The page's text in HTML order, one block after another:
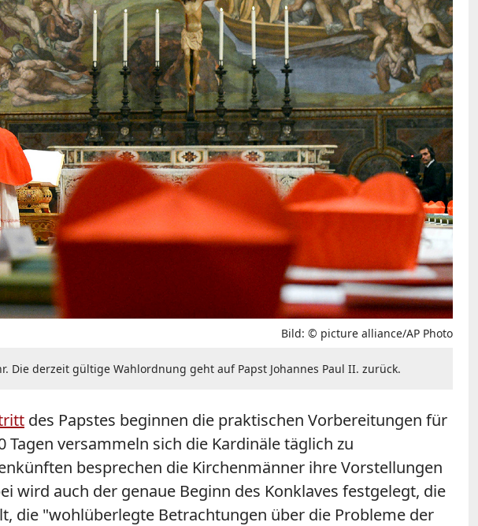
Bild: © picture alliance/AP Photo
derzeit gültige Wahlordnung geht auf Papst Johannes Paul II. zurück.
des Papstes beginnen die praktischen Vorbereitungen für
versammeln sich die Kardinäle täglich zu
besprechen die Kirchenmänner ihre Vorstellungen
wird auch der genaue Beginn des Konklaves festgelegt, die
die "wohlüberlegte Betrachtungen über die Probleme der